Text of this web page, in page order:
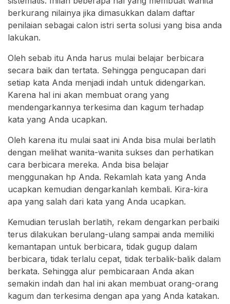
berkurang nilainya jika dimasukkan dalam daftar
penilaian sebagai calon istri serta solusi yang bisa anda
lakukan.
Oleh sebab itu Anda harus mulai belajar berbicara
secara baik dan tertata. Sehingga pengucapan dari
setiap kata Anda menjadi indah untuk didengarkan.
Karena hal ini akan membuat orang yang
mendengarkannya terkesima dan kagum terhadap
kata yang Anda ucapkan.
Oleh karena itu mulai saat ini Anda bisa mulai berlatih
dengan melihat wanita-wanita sukses dan perhatikan
cara berbicara mereka. Anda bisa belajar
menggunakan hp Anda. Rekamlah kata yang Anda
ucapkan kemudian dengarkanlah kembali. Kira-kira
apa yang salah dari kata yang Anda ucapkan.
Kemudian teruslah berlatih, rekam dengarkan perbaiki
terus dilakukan berulang-ulang sampai anda memiliki
kemantapan untuk berbicara, tidak gugup dalam
berbicara, tidak terlalu cepat, tidak terbalik-balik dalam
berkata. Sehingga alur pembicaraan Anda akan
semakin indah dan hal ini akan membuat orang-orang
kagum dan terkesima dengan apa yang Anda katakan.